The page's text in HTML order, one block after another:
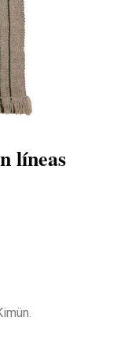
líneas